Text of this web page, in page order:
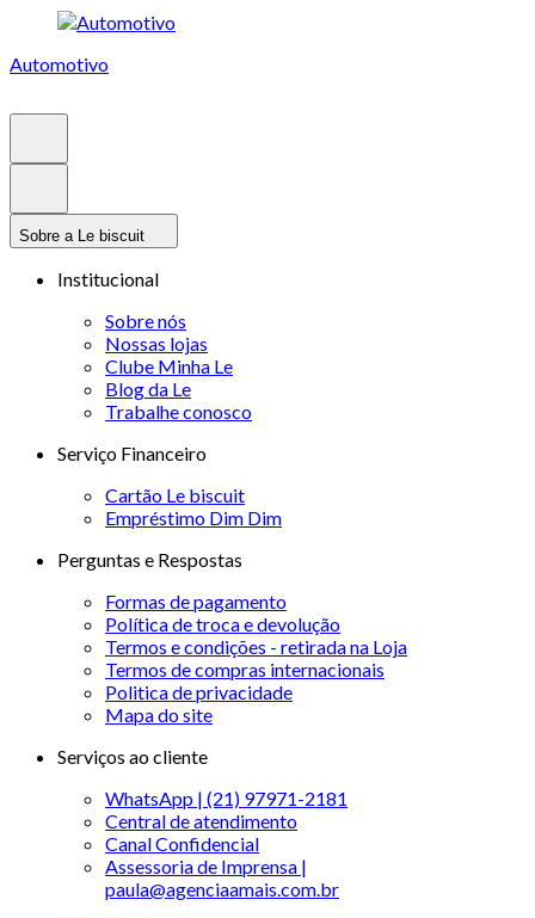
Automotivo
Sobre a Le biscuit
Institucional
Sobre nós
Nossas lojas
Clube Minha Le
Blog da Le
Trabalhe conosco
Serviço Financeiro
Cartão Le biscuit
Empréstimo Dim Dim
Perguntas e Respostas
Formas de pagamento
Política de troca e devolução
Termos e condições - retirada na Loja
Termos de compras internacionais
Politica de privacidade
Mapa do site
Serviços ao cliente
WhatsApp | (21) 97971-2181
Central de atendimento
Canal Confidencial
Assessoria de Imprensa |
paula@agenciaamais.com.br